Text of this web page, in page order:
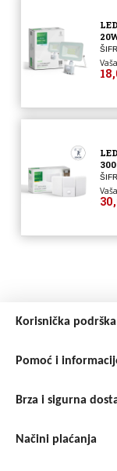
Korisnička podrška
Pomoć i
Brza i sigurna
Načini plaćanja